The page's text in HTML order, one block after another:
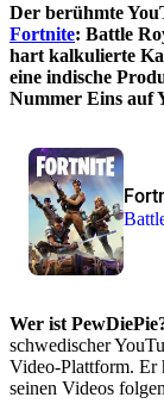
Der berühmte
Fortnite: Battle
hart kalkulierte
eine indische
Nummer Eins auf
Wer ist
schwedischer
Video-Plattform. Er
seinen Videos